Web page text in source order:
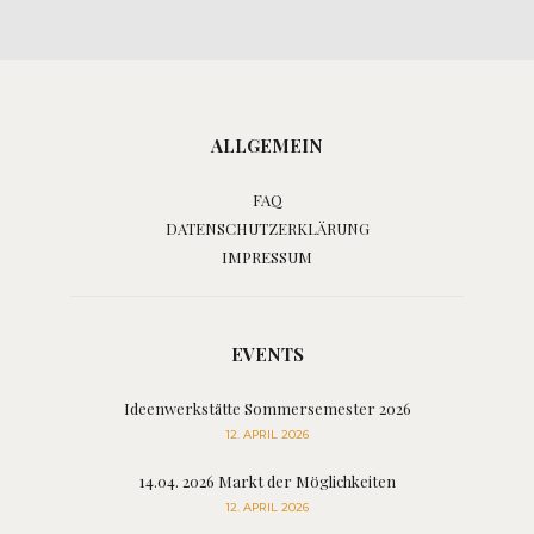
ALLGEMEIN
FAQ
DATENSCHUTZERKLÄRUNG
IMPRESSUM
EVENTS
Ideenwerkstätte Sommersemester 2026
12. APRIL 2026
14.04. 2026 Markt der Möglichkeiten
12. APRIL 2026